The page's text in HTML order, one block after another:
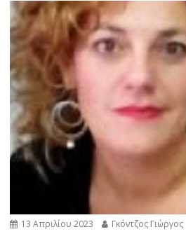
13 Απριλίου 2023 Γκόντζος Γιώργος